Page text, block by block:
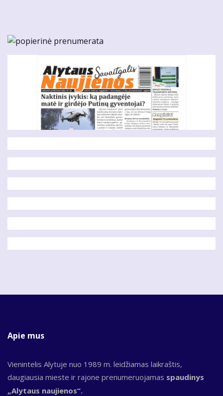
Apie mus
Vienintelis Alytuje nuo 1989 m. leidžiamas laikraštis,
daugiausia mieste ir rajone prenumeruojamas spaudinys
„Alytaus naujienos“.